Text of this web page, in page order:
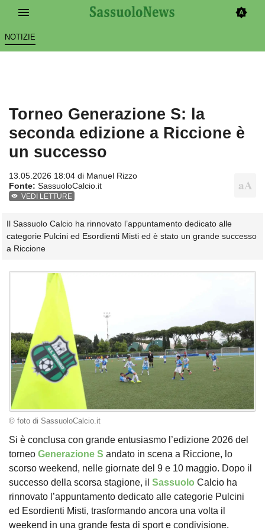
NOTIZIE
Torneo Generazione S: la
seconda edizione a Riccione è
un successo
13.05.2026 18:04 di Manuel Rizzo
Fonte: SassuoloCalcio.it
VEDI LETTURE
Il Sassuolo Calcio ha rinnovato l’appuntamento dedicato alle
categorie Pulcini ed Esordienti Misti ed è stato un grande successo
a Riccione
© foto di SassuoloCalcio.it
Si è conclusa con grande entusiasmo l’edizione 2026 del
torneo Generazione S andato in scena a Riccione, lo
scorso weekend, nelle giornate del 9 e 10 maggio. Dopo il
successo della scorsa stagione, il Sassuolo Calcio ha
rinnovato l’appuntamento dedicato alle categorie Pulcini
ed Esordienti Misti, trasformando ancora una volta il
weekend in una grande festa di sport e condivisione.